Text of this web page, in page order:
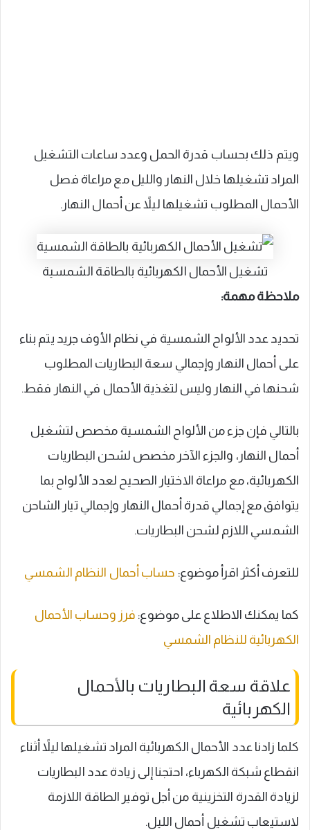
ويتم ذلك بحساب قدرة الحمل وعدد ساعات التشغيل
المراد تشغيلها خلال النهار والليل مع مراعاة فصل
الأحمال المطلوب تشغيلها ليلاً عن أحمال النهار.
تشغيل الأحمال الكهربائية بالطاقة الشمسية
ملاحظة مهمة:
تحديد عدد الألواح الشمسية في نظام الأوف جريد يتم بناء
على أحمال النهار وإجمالي سعة البطاريات المطلوب
شحنها في النهار وليس لتغذية الأحمال في النهار فقط.
بالتالي فإن جزء من الألواح الشمسية مخصص لتشغيل
أحمال النهار، والجزء الآخر مخصص لشحن البطاريات
الكهربائية، مع مراعاة الاختيار الصحيح لعدد الألواح بما
يتوافق مع إجمالي قدرة أحمال النهار وإجمالي تيار الشاحن
الشمسي اللازم لشحن البطاريات.
للتعرف أكثر اقرأ موضوع: حساب أحمال النظام الشمسي
كما يمكنك الاطلاع على موضوع: فرز وحساب الأحمال
الكهربائية للنظام الشمسي
علاقة سعة البطاريات بالأحمال
الكهربائية
كلما زادنا عدد الأحمال الكهربائية المراد تشغيلها ليلاً أثناء
انقطاع شبكة الكهرباء، احتجنا إلى زيادة عدد البطاريات
لزيادة القدرة التخزينية من أجل توفير الطاقة اللازمة
لاستيعاب تشغيل أحمال الليل.